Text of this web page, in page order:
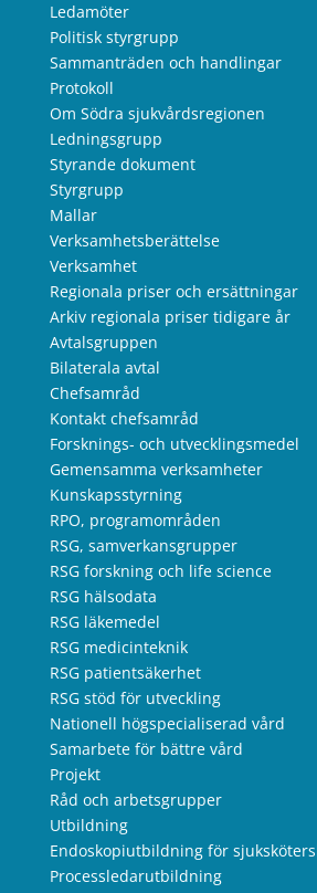
Ledamöter
Politisk styrgrupp
Sammanträden och handlingar
Protokoll
Om Södra sjukvårdsregionen
Ledningsgrupp
Styrande dokument
Styrgrupp
Mallar
Verksamhetsberättelse
Verksamhet
Regionala priser och ersättningar
Arkiv regionala priser tidigare år
Avtalsgruppen
Bilaterala avtal
Chefsamråd
Kontakt chefsamråd
Forsknings- och utvecklingsmedel
Gemensamma verksamheter
Kunskapsstyrning
RPO, programområden
RSG, samverkansgrupper
RSG forskning och life science
RSG hälsodata
RSG läkemedel
RSG medicinteknik
RSG patientsäkerhet
RSG stöd för utveckling
Nationell högspecialiserad vård
Samarbete för bättre vård
Projekt
Råd och arbetsgrupper
Utbildning
Endoskopiutbildning för
Processledarutbildning